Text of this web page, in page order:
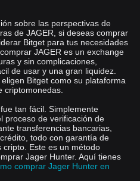
sobre las perspectivas de
de JAGER, si deseas comprar
Bitget para tus necesidades
JAGER es un exchange
y sin complicaciones,
de usar y una gran liquidez.
Bitget como su plataforma
criptomonedas.
tan fácil. Simplemente
proceso de verificación de
transferencias bancarias,
todo con garantía de
Este es un método
Jager Hunter. Aquí tienes
comprar Jager Hunter en